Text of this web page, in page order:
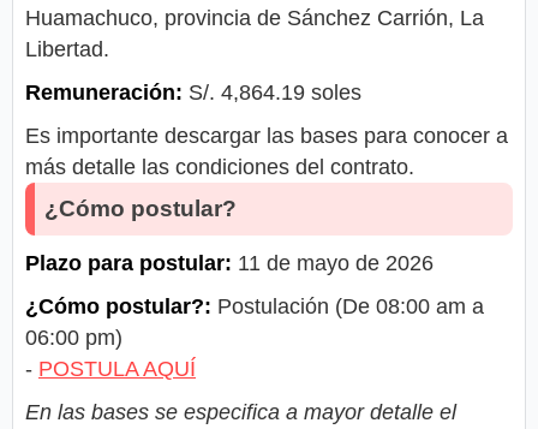
Huamachuco, provincia de Sánchez Carrión, La
Libertad.
Remuneración: S/. 4,864.19 soles
Es importante descargar las bases para conocer a
más detalle las condiciones del contrato.
¿Cómo postular?
Plazo para postular: 11 de mayo de 2026
¿Cómo postular?: Postulación (De 08:00 am a
06:00 pm)
- POSTULA AQUÍ
En las bases se especifica a mayor detalle el